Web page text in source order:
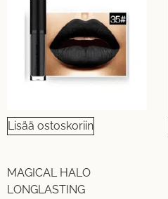
Lisää ostoskoriin
MAGICAL HALO
LONGLASTING